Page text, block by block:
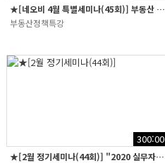
★[네오비 4월 특별세미나(45회)] 부동산 정책 중개업 활용[정책특강]
부동산정책특강
300:00
★[2월 정기세미나(44회)] "2020 실무자를 위한 개정세법"